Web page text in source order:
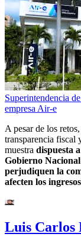
Superintendencia
empresa Air-e
A pesar de los
transparencia fiscal
muestra dispuesta
Gobierno
perjudiquen la
afecten los
Luis Carlos